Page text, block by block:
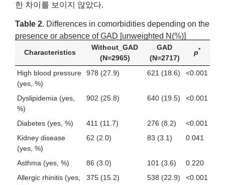
한 차이를 보이지 않았다.
Table 2. Differences in comorbidities depending on the
presence or absence of GAD [unweighted N(%)]
Characteristics
Without_GAD
(N=2965)
GAD
(N=2717)
p*
High blood pressure
(yes, %)
978 (27.9) 621 (18.6) <0.001
Dyslipidemia (yes,
%)
902 (25.8) 640 (19.5) <0.001
Diabetes (yes, %) 411 (11.7) 276 (8.2)
<0.001
Kidney disease
(yes, %)
62 (2.0) 83 (3.1) 0.041
Asthma (yes, %) 86 (3.0) 101 (3.6)
0.220
Allergic rhinitis (yes,
375 (15.2) 538 (22.9) <0.001